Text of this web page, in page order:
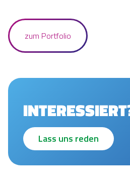
zum Portfolio
Lass uns reden